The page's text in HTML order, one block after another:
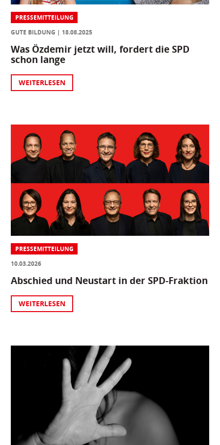
PRESSEMITTEILUNG
GUTE BILDUNG
18.08.2025
Was Özdemir jetzt will, fordert die SPD
schon lange
WEITERLESEN
PRESSEMITTEILUNG
10.03.2026
Abschied und Neustart in der SPD-Fraktion
WEITERLESEN